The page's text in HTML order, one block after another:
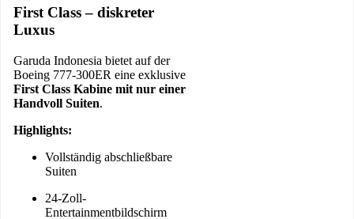
First Class – diskreter
Luxus
Garuda Indonesia bietet auf der
Boeing 777-300ER eine exklusive
First Class Kabine mit nur einer
Handvoll Suiten.
Highlights:
Vollständig abschließbare
Suiten
24-Zoll-
Entertainmentbildschirm